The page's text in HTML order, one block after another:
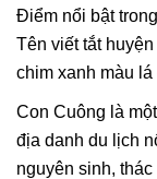
Điểm nổi bật
Tên viết tắt
chim xanh màu
Con Cuông là
địa danh du lịch
nguyên sinh,